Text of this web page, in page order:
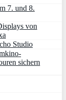
7. und 8.
von
Studio
sichern